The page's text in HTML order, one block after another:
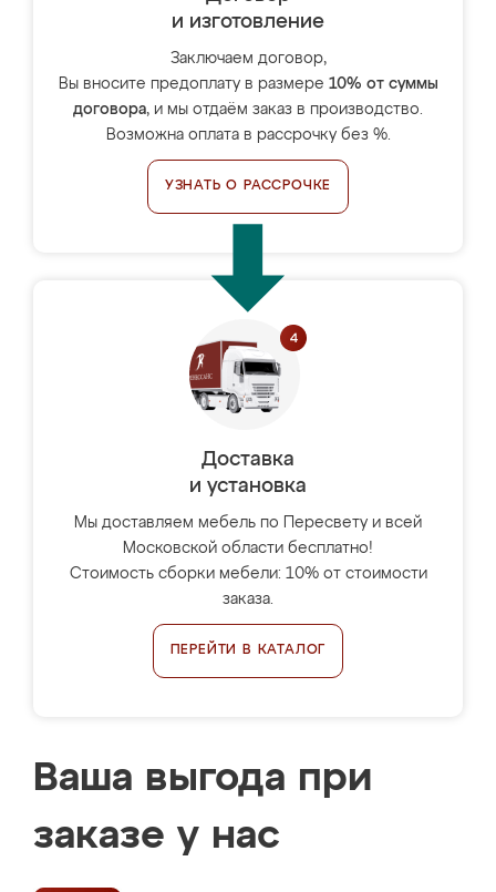
и изготовление
Заключаем договор,
Вы вносите предоплату в размере 10% от суммы
договора, и мы отдаём заказ в производство.
Возможна оплата в рассрочку без %.
УЗНАТЬ О РАССРОЧКЕ
Доставка
и установка
Мы доставляем мебель по Пересвету и всей
Московской области бесплатно!
Стоимость сборки мебели: 10% от стоимости
заказа.
ПЕРЕЙТИ В КАТАЛОГ
Ваша выгода при
заказе у нас